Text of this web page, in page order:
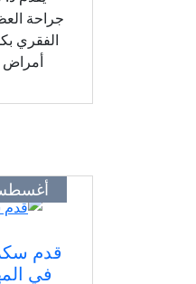
جراحة
الفقري
أمراض
جراحات
أغسطس
قدم
في